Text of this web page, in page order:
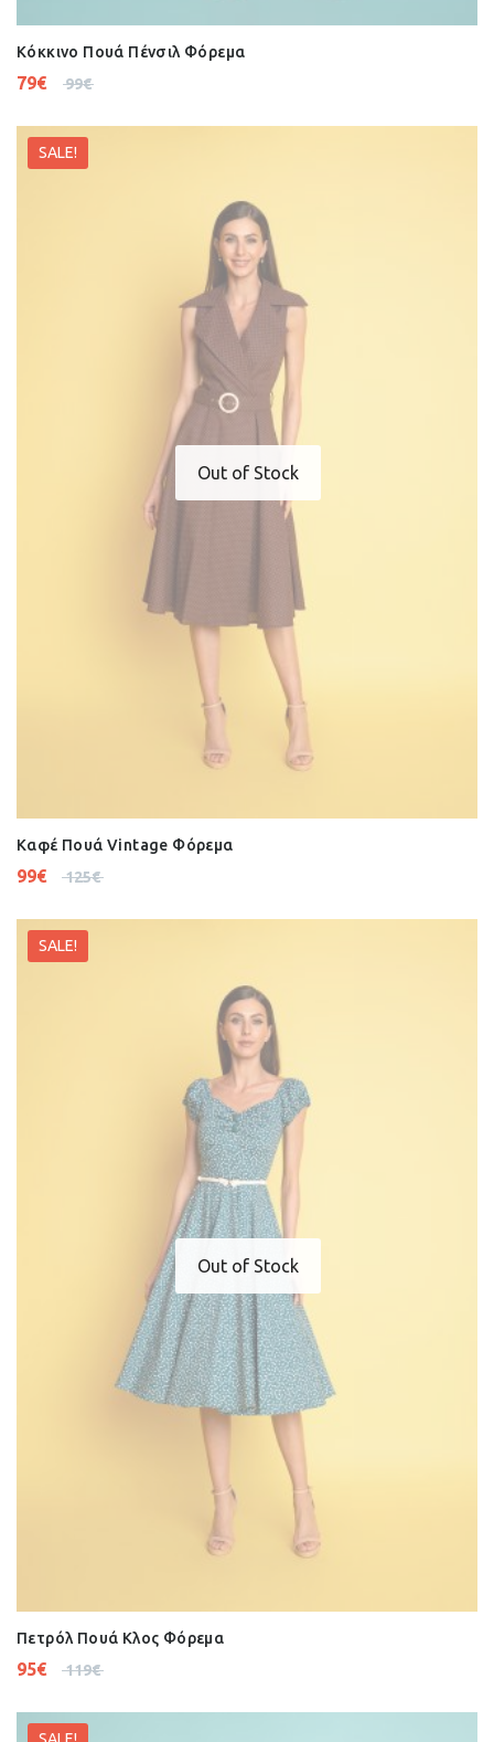
Kόκκινο Πουά Πένσιλ Φόρεμα
99€
79€
SALE!
Out of Stock
Καφέ Πουά Vintage Φόρεμα
125€
99€
SALE!
Out of Stock
Πετρόλ Πουά Κλος Φόρεμα
119€
95€